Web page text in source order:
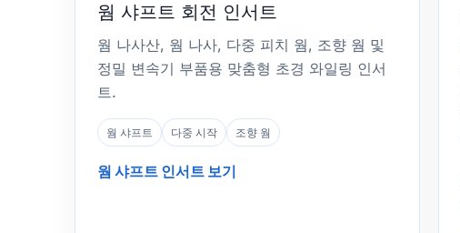
웜 샤프트 회전 인서트
웜 나사산, 웜 나사, 다중 피치 웜, 조향 웜 및
정밀 변속기 부품용 맞춤형 초경 와일링 인서
트.
웜 샤프트 다중 시작 조향 웜
웜 샤프트 인서트 보기